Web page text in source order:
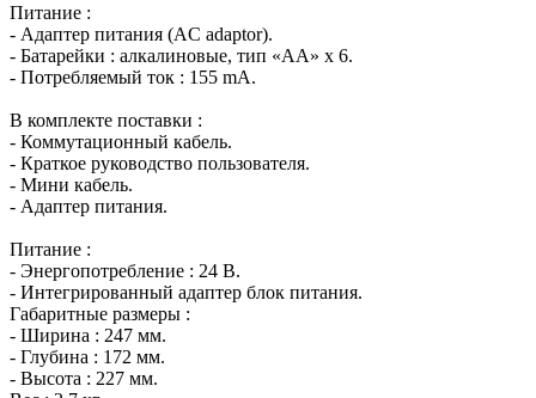
Питание :
- Адаптер питания (AC adaptor).
- Батарейки : алкалиновые, тип «АА» х 6.
- Потребляемый ток : 155 mA.
В комплекте поставки :
- Коммутационный кабель.
- Краткое руководство пользователя.
- Мини кабель.
- Адаптер питания.
Питание :
- Энергопотребление : 24 В.
- Интегрированный адаптер блок питания.
Габаритные размеры :
- Ширина : 247 мм.
- Глубина : 172 мм.
- Высота : 227 мм.